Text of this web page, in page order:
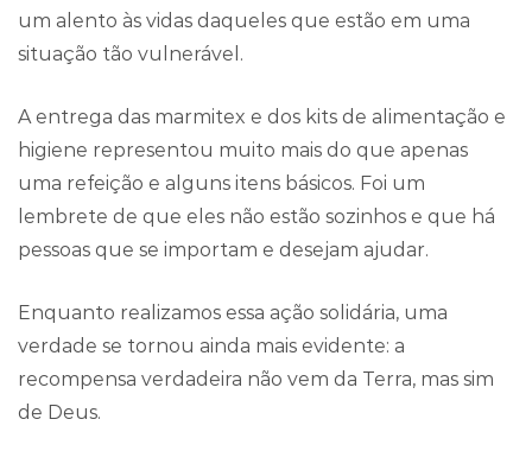
um alento às vidas daqueles que estão em uma
situação tão vulnerável.
A entrega das marmitex e dos kits de alimentação e
higiene representou muito mais do que apenas
uma refeição e alguns itens básicos. Foi um
lembrete de que eles não estão sozinhos e que há
pessoas que se importam e desejam ajudar.
Enquanto realizamos essa ação solidária, uma
verdade se tornou ainda mais evidente: a
recompensa verdadeira não vem da Terra, mas sim
de Deus.